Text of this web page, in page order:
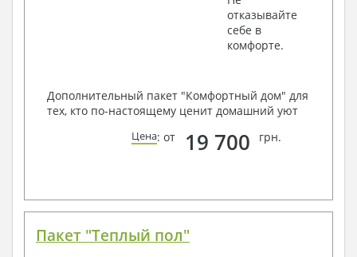
отказывайте
себе в
комфорте.
Дополнительный пакет "Комфортный дом" для
тех, кто по-настоящему ценит домашний уют
Цена: от 19 700 грн.
Пакет "Теплый пол"